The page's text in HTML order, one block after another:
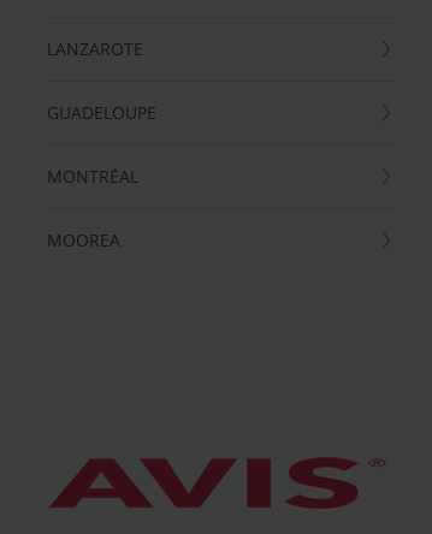
LANZAROTE
GUADELOUPE
MONTRÉAL
MOOREA